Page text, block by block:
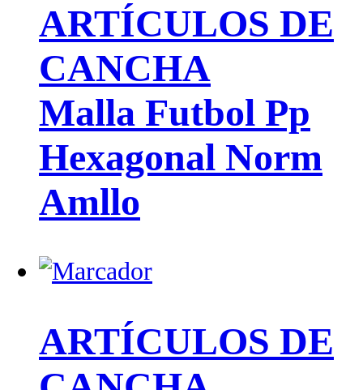
ARTÍCULOS DE
CANCHA
Malla Futbol Pp
Hexagonal Norm
Amllo
ARTÍCULOS DE